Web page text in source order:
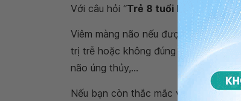
Với câu hỏi “Trẻ 8 tuổi bị viêm
Viêm màng não nếu được điều trị
trị trễ hoặc không đúng thuốc, không
não úng thủy,...
Nếu bạn còn thắc mắc về trẻ 8 tuổi